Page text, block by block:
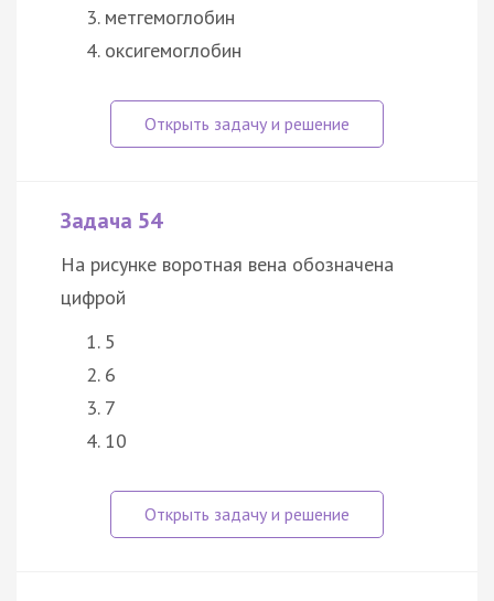
метгемоглобин
оксигемоглобин
Задача 54
На рисунке воротная вена обозначена
цифрой
5
6
7
10